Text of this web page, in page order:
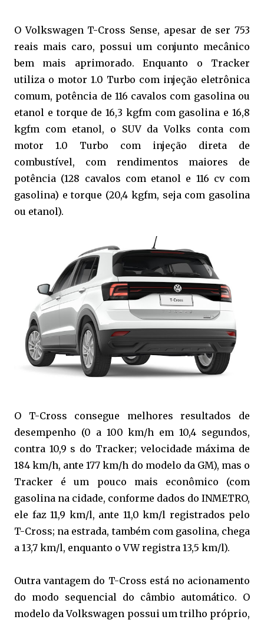
O Volkswagen T-Cross Sense, apesar de ser 753
reais mais caro, possui um conjunto mecânico
bem mais aprimorado. Enquanto o Tracker
utiliza o motor 1.0 Turbo com injeção eletrônica
comum, potência de 116 cavalos com gasolina ou
etanol e torque de 16,3 kgfm com gasolina e 16,8
kgfm com etanol, o SUV da Volks conta com
motor 1.0 Turbo com injeção direta de
combustível, com rendimentos maiores de
potência (128 cavalos com etanol e 116 cv com
gasolina) e torque (20,4 kgfm, seja com gasolina
ou etanol).
O T-Cross consegue melhores resultados de
desempenho (0 a 100 km/h em 10,4 segundos,
contra 10,9 s do Tracker; velocidade máxima de
184 km/h, ante 177 km/h do modelo da GM), mas o
Tracker é um pouco mais econômico (com
gasolina na cidade, conforme dados do INMETRO,
ele faz 11,9 km/l, ante 11,0 km/l registrados pelo
T-Cross; na estrada, também com gasolina, chega
a 13,7 km/l, enquanto o VW registra 13,5 km/l).
Outra vantagem do T-Cross está no acionamento
do modo sequencial do câmbio automático. O
modelo da Volkswagen possui um trilho próprio,